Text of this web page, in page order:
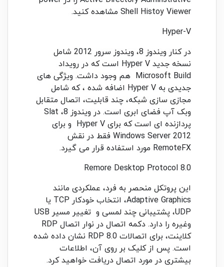
Shell Histoy Viewer مشاهده کنید.
Hyper-V
در کنار ویندوز 8، ویندوز سرور 2012 شامل
نسخه جدید Hyper V است که در رویداد
Microsoft Build هم وجود داشت. ویژگی های
جدیدی به Hyper V اضافه شده ، که شامل
مجازی سازی شبکه، چند قابلیت، اتصال متقابل
وبک آپ فضای ابری است. در ویندوز 8، Slat
پردازنده ای است که برای Hyper V و برای
Windows Server 2012 فقط در نقش
RemoteFX مورد استفاده قرار می گیرد.
Remore Desktop Protocol 8.0
این پروتکل منحصر به فرد، عملکردی مانند
Adaptive Graphics، انتخاب خودکار TCP یا
UDP، پشتیبانی چند لمسی و تغییر مسیر USB
وغیره را دارد. دکمه اتصال در نوار اتصال RDP
کلاینت، برای اتصالات RDP 8.0 نشان داده شده
است. پس از کلیک بر روی آن، اطلاعات
بیشتری در مورد اتصال دریافت خواهید کرد.